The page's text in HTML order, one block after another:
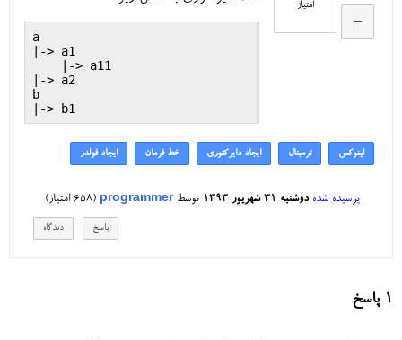
امتیاز
a
|-> a1
    |-> a11
|-> a2
b
لینوکس ترمینال ایجاد دایرکتوری خط فرمان ایجاد فولدر
پرسیده شده دوشنبه ۳۱ شهریور ۱۳۹۳ توسطprogrammer
(
658 امتیاز)
1 پاسخ